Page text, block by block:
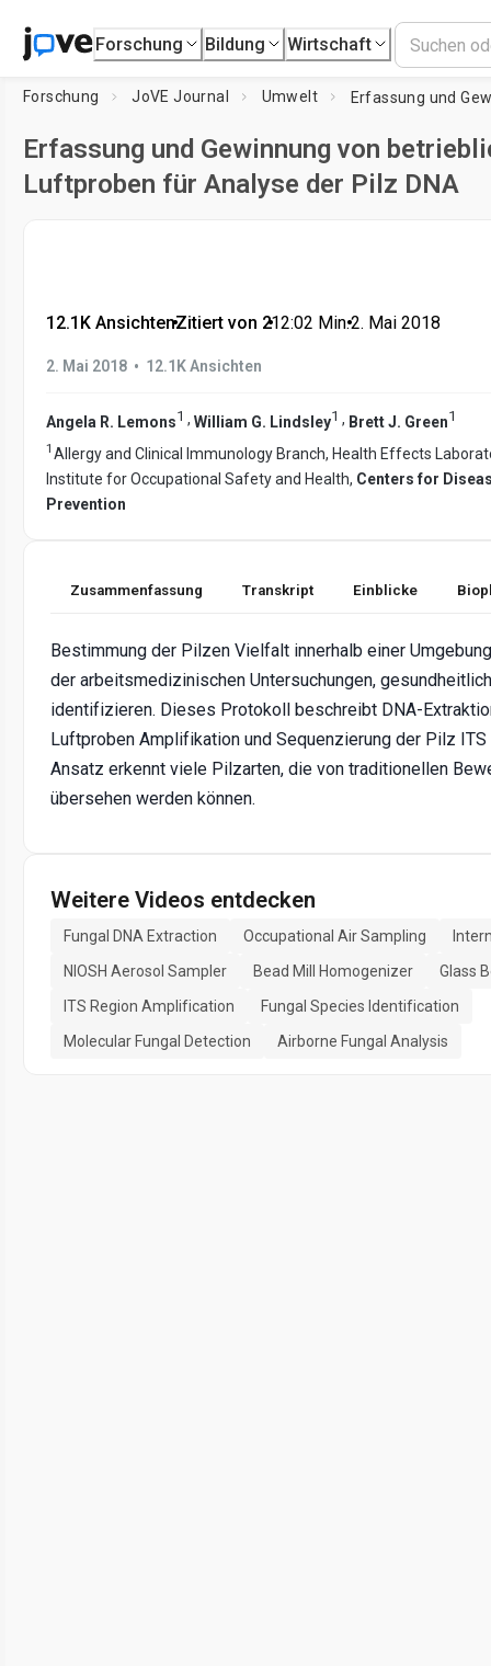
Forschung Bildung Wirtschaft
Forschung JoVE Journal Umwelt
Erfassung und Gewinnung von
Luftproben für Analyse der Pilz DNA
12.1K Ansichten•Zitiert von 2•12:02 Min.•2. Mai 2018
2. Mai 2018 • 12.1K Ansichten
Angela R. Lemons1 , William G. Lindsley1 , Brett J. Green1
1 Allergy and Clinical Immunology Branch, Health Effects
Institute for Occupational Safety and Health, Centers for
Prevention
Zusammenfassung Transkript Einblicke
Bestimmung der Pilzen Vielfalt innerhalb einer
der arbeitsmedizinischen Untersuchungen,
identifizieren. Dieses Protokoll beschreibt DNA-
Luftproben Amplifikation und Sequenzierung der Pilz
Ansatz erkennt viele Pilzarten, die von traditionellen
übersehen werden können.
Weitere Videos entdecken
Fungal DNA Extraction Occupational Air Sampling
NIOSH Aerosol Sampler
Bead Mill Homogenizer
Glass
ITS Region Amplification
Fungal Species Identification
Molecular Fungal Detection
Airborne Fungal Analysis